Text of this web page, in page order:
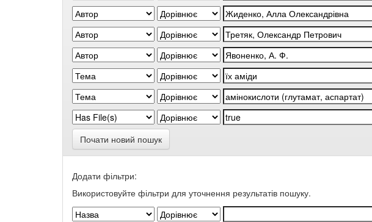
Почати новий пошук
Додати фільтри:
Використовуйте фільтри для уточнення результатів пошуку.